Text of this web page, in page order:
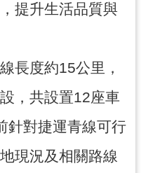
提升生活品質與
長度約15公里，
，共設置12座車
針對捷運青線可行
現況及相關路線